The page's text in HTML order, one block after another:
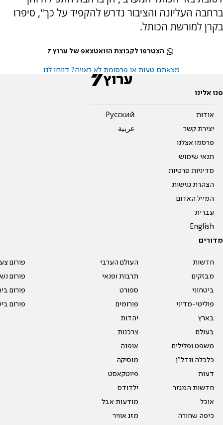
ברחבה העליונה והציבור נדרש להקפיד על כך", סיפרו
בקרן למורשת הכותל.
הצטרפו לקבוצת הוואטצאפ של ערוץ 7
מצאתם טעות או פרסומת לא ראויה? דווחו לנו
פנו אלינו
אודות
יצירת קשר
פרסמו אצלנו
תנאי שימוש
מדיניות פרטיות
הצהרת נגישות
המייל האדום
עברית
English
Pусский
عربية
מדורים
חדשות
מבזקים
ביטחוני
פוליטי-מדיני
בארץ
בעולם
משפט ופלילים
כלכלה ונדל"ן
דעות
חדשות המגזר
אוכל
כיפה שחורה
העולם הערבי
תרבות ופנאי
ספורט
פורומים
יהדות
צרכנות
אופנה
מוסיקה
פיוטקאסט
ילדודס
מודעות אבל
מזג אוויר
פורום
פורום
פורום
פורום